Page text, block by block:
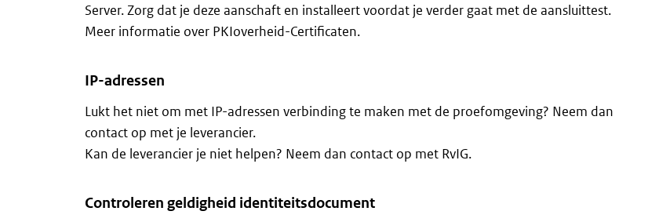
Server. Zorg dat je deze aanschaft en installeert voordat je verder gaat met de aansluittest.
Meer informatie over PKIoverheid-Certificaten.
IP-adressen
Lukt het niet om met IP-adressen verbinding te maken met de proefomgeving? Neem dan
contact op met je leverancier.
Kan de leverancier je niet helpen? Neem dan contact op met RvIG.
Controleren geldigheid identiteitsdocument